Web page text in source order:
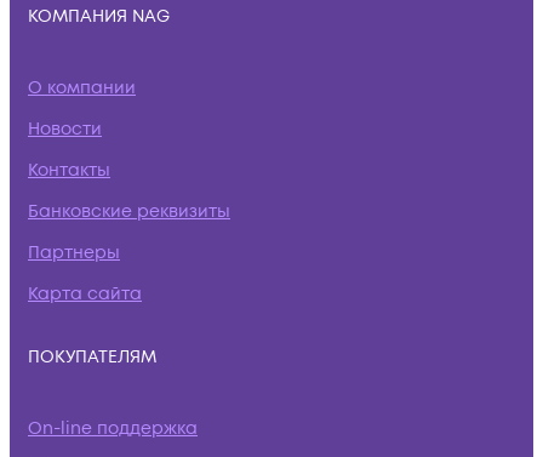
КОМПАНИЯ NAG
О компании
Новости
Контакты
Банковские реквизиты
Партнеры
Карта сайта
ПОКУПАТЕЛЯМ
On-line поддержка